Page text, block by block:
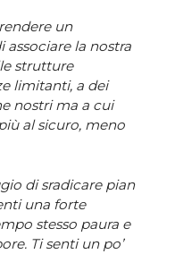
un
la nostra
strutture
limitanti, a dei
nostri ma a cui
al sicuro, meno
di sradicare pian
una forte
stesso paura e
Ti senti un po’